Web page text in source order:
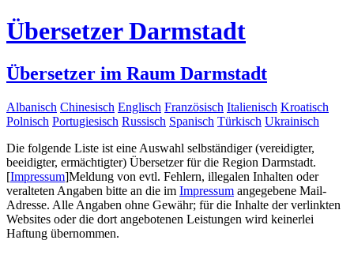
Übersetzer Darmstadt
Übersetzer im Raum Darmstadt
Albanisch Chinesisch Englisch Französisch Italienisch Kroatisch
Polnisch Portugiesisch Russisch Spanisch Türkisch Ukrainisch
Die folgende Liste ist eine Auswahl selbständiger (vereidigter,
beeidigter, ermächtigter) Übersetzer für die Region Darmstadt.
[Impressum]Meldung von evtl. Fehlern, illegalen Inhalten oder
veralteten Angaben bitte an die im Impressum angegebene Mail-
Adresse. Alle Angaben ohne Gewähr; für die Inhalte der verlinkten
Websites oder die dort angebotenen Leistungen wird keinerlei
Haftung übernommen.